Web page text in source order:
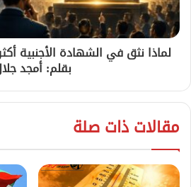
لماذا نثق في الشهادة الأجنبية
بقلم: أمجد
مقالات ذات صلة